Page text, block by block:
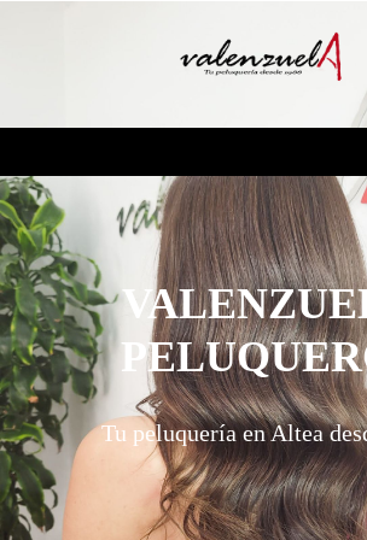
Tu peluqueríaen Altea